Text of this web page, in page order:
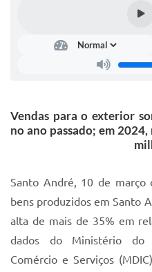
Legislação
Lei de acesso à informação
Mobilidade Urbana Sustentável
Passe Escolar
Parque Escola
Quadra Fiscal
Vendas para o exterior
no ano passado; em
Santo André, 10 de março
bens produzidos em Santo
alta de mais de 35% em
dados do Ministério do
Comércio e Serviços